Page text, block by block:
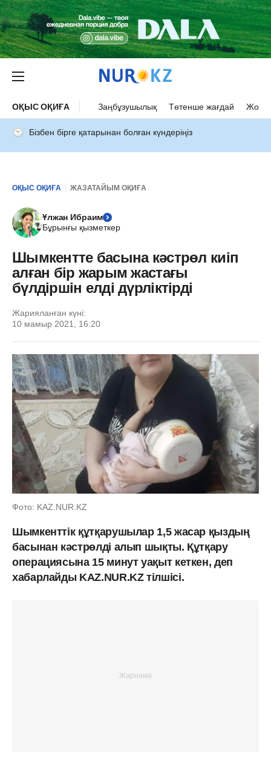
ОҚЫС ОҚИҒА Заңбұзушылық Төтенше жағдай Жол
Бізбен бірге қатарынан болған күндеріңіз
ОҚЫС ОҚИҒА ЖАЗАТАЙЫМ ОҚИҒА
Ұлжан Ибраим
Бұрынғы қызметкер
Шымкентте басына кәстрөл киіп
алған бір жарым жастағы
бүлдіршін елді дүрліктірді
Жарияланған күні:
10 мамыр 2021, 16:20
Фото: KAZ.NUR.KZ
Шымкенттік құтқарушылар 1,5 жасар қыздың
басынан кәстрөлді алып шықты. Құтқару
операциясына 15 минут уақыт кеткен, деп
хабарлайды KAZ.NUR.KZ тілшісі.